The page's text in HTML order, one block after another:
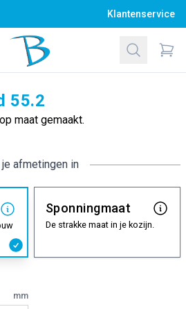
Klantenservice
Bol Glascentrum B.V.
Zoeken
55.2
maat gemaakt.
je afmetingen in
Sponningmaat
De strakke maat in je kozijn.
mm